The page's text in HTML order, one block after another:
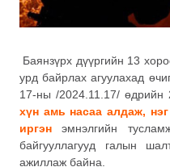
Баянзүрх дүүргийн 13
урд байрлах агуулахад
17-ны /2024.11.17/ өдрийн
хүн амь насаа алдаж,
иргэнэмнэлгийн
байгууллагууд галын
ажиллаж байна.